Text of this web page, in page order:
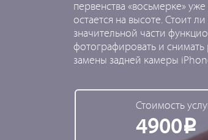
первенства «восьмерке»
остается на высоте. Стоит
значительной части
фотографировать и
замены задней камеры
Стоимость
4900Р